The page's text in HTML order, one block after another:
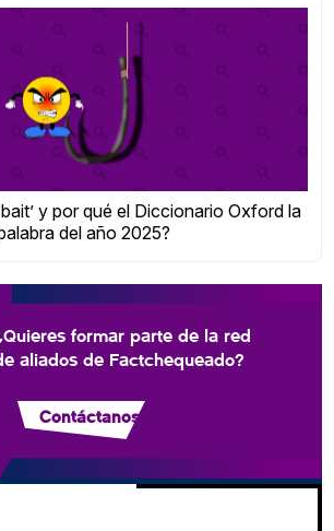
bait’ y por qué el Diccionario Oxford la
del año 2025?
formar parte de la red
aliados de Factchequeado?
Contáctanos